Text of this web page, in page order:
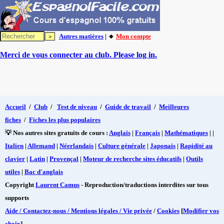
Autres matières | 🔸 Mon compte
Merci de vous connecter au club. Please log in.
Accueil / Club / Test de niveau / Guide de travail / Meilleures
fiches / Fiches les plus populaires
💡 Nos autres sites gratuits de cours : Anglais | Français | Mathématiques | |
Italien | Allemand | Néerlandais | Culture générale | Japonais | Rapidité au
clavier | Latin | Provençal | Moteur de recherche sites éducatifs | Outils
utiles | Bac d'anglais
CopyrightLaurent Camus - Reproduction/traductions interdites sur tous
supports
Aide / Contactez-nous / Mentions légales / Vie privée / Cookies [Modifier vos